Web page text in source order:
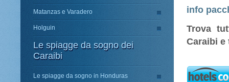
Matanzas e Varadero
Holguin
Le spiagge da sogno dei
Caraibi
Le spiagge da sogno in Honduras
info
Trova
Caraibi